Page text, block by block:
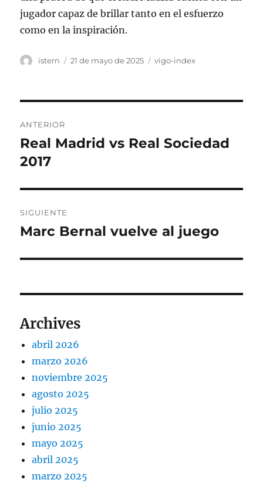
jugador capaz de brillar tanto en el esfuerzo
como en la inspiración.
Autor
istern
Publicado
21 de mayo de 2025 Categorías
vigo-index
de
entradas
ANTERIOR
Entrada
anterior:
Real Madrid vs Real Sociedad
2017
SIGUIENTE
Entrada
Marc Bernal vuelve al juego
Archives
abril 2026
marzo 2026
noviembre 2025
agosto 2025
julio 2025
junio 2025
mayo 2025
abril 2025
marzo 2025